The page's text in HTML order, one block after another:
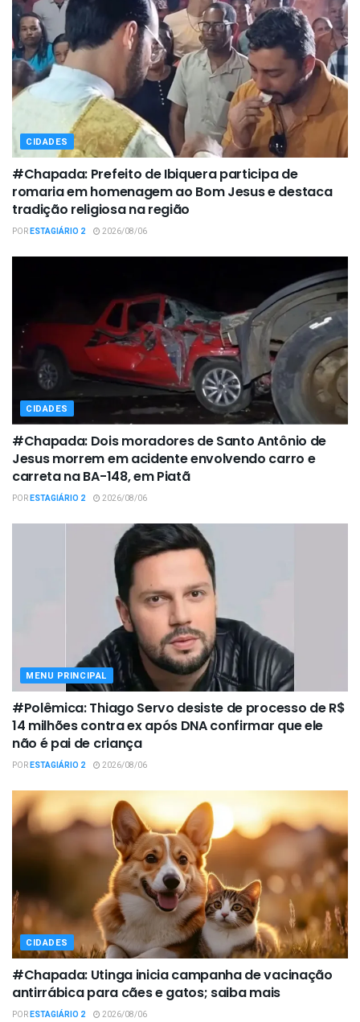
CIDADES
#Chapada: Prefeito de Ibiquera participa de
romaria em homenagem ao Bom Jesus e destaca
tradição religiosa na região
PORESTAGIÁRIO 2 2026/08/06
CIDADES
#Chapada: Dois moradores de Santo Antônio de
Jesus morrem em acidente envolvendo carro e
carreta na BA-148, em Piatã
PORESTAGIÁRIO 2 2026/08/06
MENU PRINCIPAL
#Polêmica: Thiago Servo desiste de processo de R$
14 milhões contra ex após DNA confirmar que ele
não é pai de criança
PORESTAGIÁRIO 2 2026/08/06
CIDADES
#Chapada: Utinga inicia campanha de vacinação
antirrábica para cães e gatos; saiba mais
PORESTAGIÁRIO 2 2026/08/06